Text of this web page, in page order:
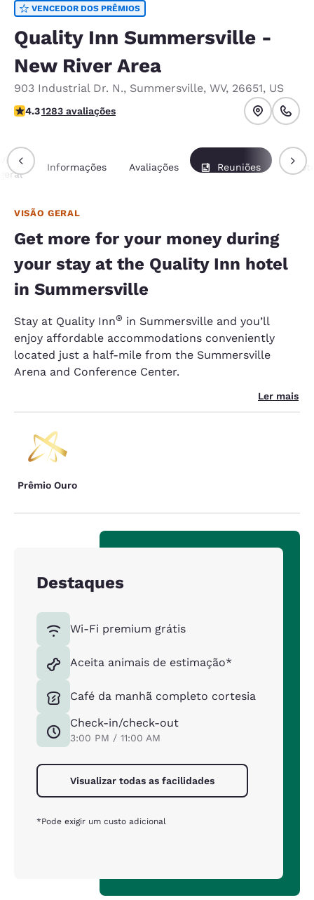
VENCEDOR DOS PRÊMIOS
Quality Inn Summersville -
New River Area
903 Industrial Dr. N., Summersville, WV, 26651, US
classificação 4.35 estrelas. Excelente.
4.31283 avaliações
Visão
geral
Informações Avaliações Reuniões
VISÃO GERAL
Get more for your money during
your stay at the Quality Inn hotel
in Summersville
Stay at Quality Inn® in Summersville and you’ll
enjoy affordable accommodations conveniently
located just a half-mile from the Summersville
Arena and Conference Center.
Ler mais
Prêmio Ouro
Destaques
Wi-Fi premium grátis
Aceita animais de estimação*
Café da manhã completo cortesia
Check-in/check-out
3:00 PM / 11:00 AM
Visualizar todas as facilidades
*Pode exigir um custo adicional